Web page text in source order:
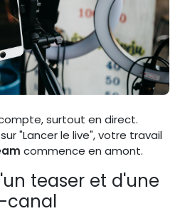
surtout en direct.
"Lancer le live", votre travail
commence en amont.
teaser et d'une
canal